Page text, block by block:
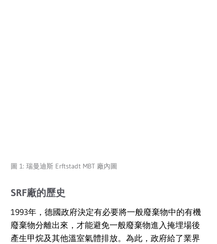
圖 1: 瑞曼迪斯 Erftstadt MBT 廠內圖
SRF廠的歷史
1993年，德國政府決定有必要將一般廢棄物中的有機
廢棄物分離出來，才能避免一般廢棄物進入掩埋場後
產生甲烷及其他溫室氣體排放。為此，政府給了業界